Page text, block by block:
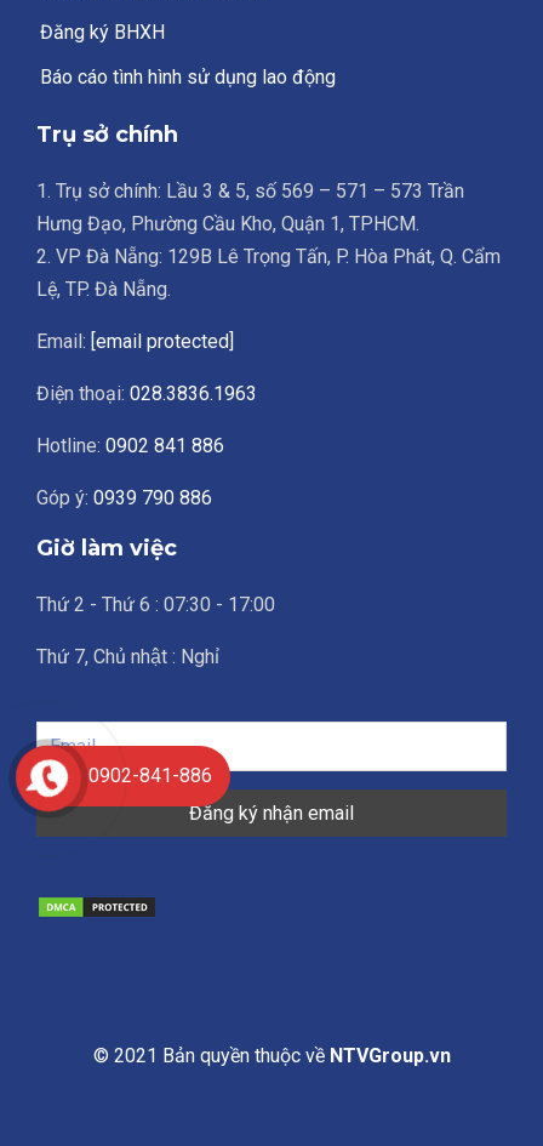
Đăng ký BHXH
Báo cáo tình hình sử dụng lao động
Trụ sở chính
1. Trụ sở chính: Lầu 3 & 5, số 569 – 571 – 573 Trần
Hưng Đạo, Phường Cầu Kho, Quận 1, TPHCM.
2. VP Đà Nẵng: 129B Lê Trọng Tấn, P. Hòa Phát, Q. Cẩm
Lệ, TP. Đà Nẵng.
Email: [email protected]
Điện thoại: 028.3836.1963
Hotline: 0902 841 886
Góp ý: 0939 790 886
Giờ làm việc
Thứ 2 - Thứ 6 : 07:30 - 17:00
Thứ 7, Chủ nhật : Nghỉ
© 2021 Bản quyền thuộc về NTVGroup.vn
0902-841-886